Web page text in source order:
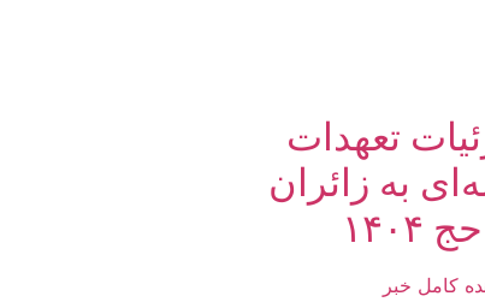
تعهدات
به زائران
۱۴۰۴
کامل خبر